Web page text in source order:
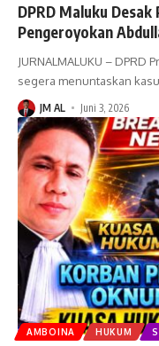
DPRD Maluku
Pengeroyokan
JURNALMALUKU –
segera menuntaskan
JM AL Juni 3, 2026
AMBOINA HUKUM